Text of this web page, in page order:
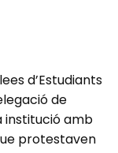
d’Estudiants
de
institució amb
protestaven